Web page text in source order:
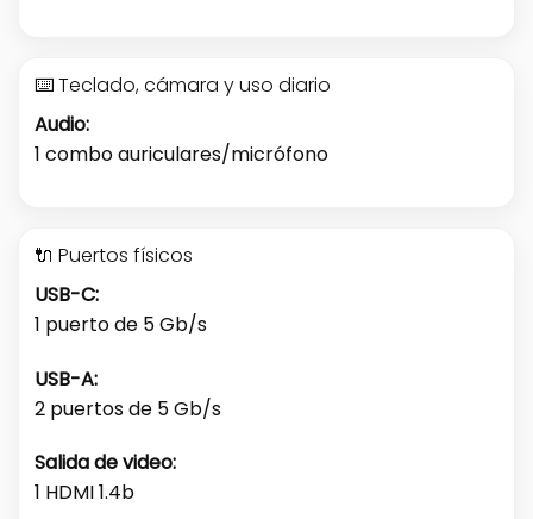
⌨️ Teclado, cámara y uso diario
Audio:
1 combo auriculares/micrófono
🔌 Puertos físicos
USB-C:
1 puerto de 5 Gb/s
USB-A:
2 puertos de 5 Gb/s
Salida de video:
1 HDMI 1.4b